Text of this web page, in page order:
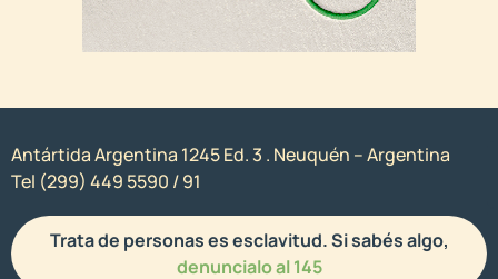
Antártida Argentina 1245 Ed. 3 . Neuquén – Argentina
Tel (299) 449 5590 / 91
Trata de personas es esclavitud. Si sabés algo,
denuncialo al 145